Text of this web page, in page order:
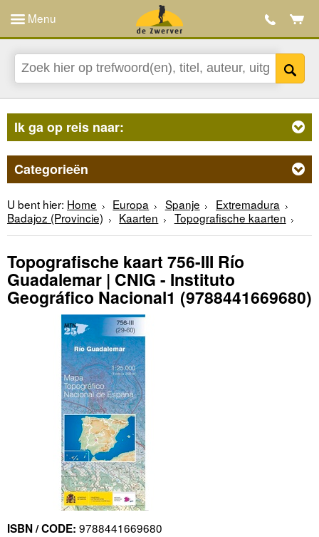
Menu
Ik ga op reis naar:
Categorieën
U bent hier: Home Europa Spanje
Extremadura
Badajoz (Provincie)
Kaarten Topografische kaarten
Topografische kaart 756-III Río
Guadalemar | CNIG - Instituto
Geográfico Nacional1 (9788441669680)
ISBN / CODE: 9788441669680